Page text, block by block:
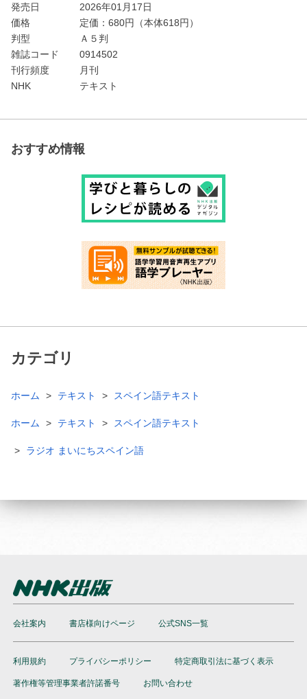
発売日
2026年01月17日
価格
定価： 680円（本体618円）
判型
Ａ５判
雑誌コード
0914502
刊行頻度
月刊
NHK
テキスト
おすすめ情報
カテゴリ
ホーム テキスト スペイン語テキスト
ホーム テキスト スペイン語テキスト
ラジオ まいにちスペイン語
会社案内 書店様向けページ 公式SNS一覧
利用規約 プライバシーポリシー 特定商取引法に基づく表示
著作権等管理事業者許諾番号 お問い合わせ